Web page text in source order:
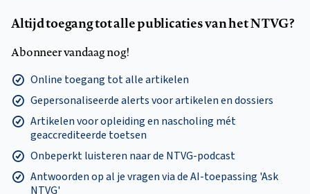
Altijd toegang tot alle publicaties van het NTVG?
Abonneer vandaag nog!
Online toegang tot alle artikelen
Gepersonaliseerde alerts voor artikelen en dossiers
Artikelen voor opleiding en nascholing mét
geaccrediteerde toetsen
Onbeperkt luisteren naar de NTVG-podcast
Antwoorden op al je vragen via de AI-toepassing 'Ask
NTVG'